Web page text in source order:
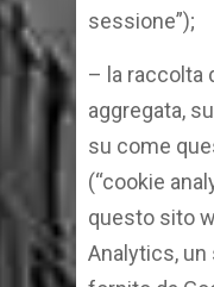
sessione”);
– la raccolta
aggregata,
su come
(“cookie
questo sito
Analytics, un